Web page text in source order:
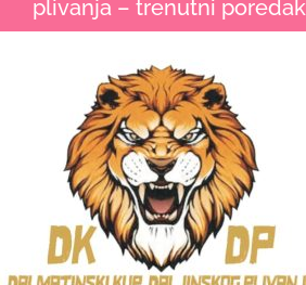
plivanja – trenutni poredak